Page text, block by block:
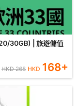
HKD268 HKD 168+